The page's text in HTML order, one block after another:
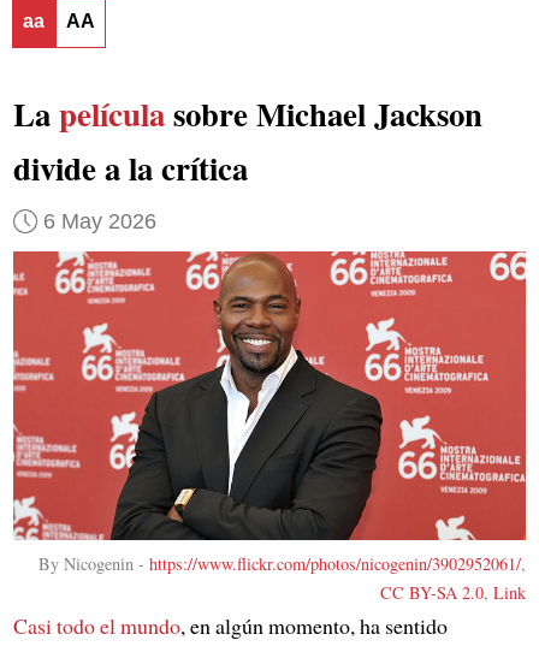
aa AA
Lapelículasobre Michael Jackson
divide a la crítica
6 May 2026
By Nicogenin -https://www.flickr.com/photos/nicogenin/3902952061/,
CC BY-SA 2.0,Link
Casi todo el mundo, en algún momento, ha sentido